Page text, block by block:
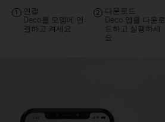
1
연결
Deco를 모뎀에 연
결하고 켜세요.
2
다운로드
Deco 앱을 다운로
드하고 실행하세
요.